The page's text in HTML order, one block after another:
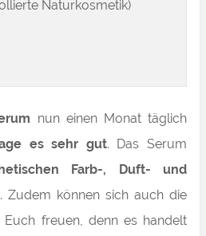
Naturkosmetik)
nun einen Monat täglich
es sehr gut. Das Serum
Farb-, Duft- und
. Zudem können sich auch die
Euch freuen, denn es handelt